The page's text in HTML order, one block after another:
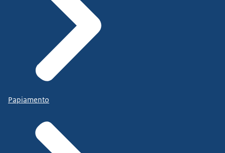
Papiamento